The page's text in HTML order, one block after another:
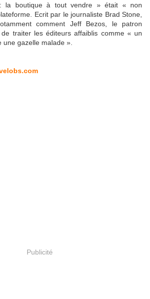
la boutique à tout vendre » était « non
Ecrit par le journaliste Brad Stone,
comment Jeff Bezos, le patron
de traiter les éditeurs affaiblis comme « un
gazelle malade ».
Publicité